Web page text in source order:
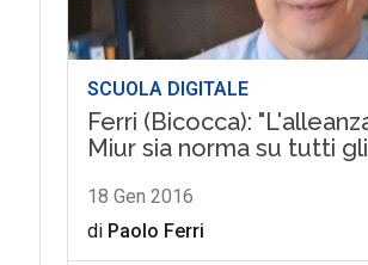
SCUOLA DIGITALE
Ferri (Bicocca):
Miur sia norma su tutti
18 Gen 2016
di Paolo Ferri